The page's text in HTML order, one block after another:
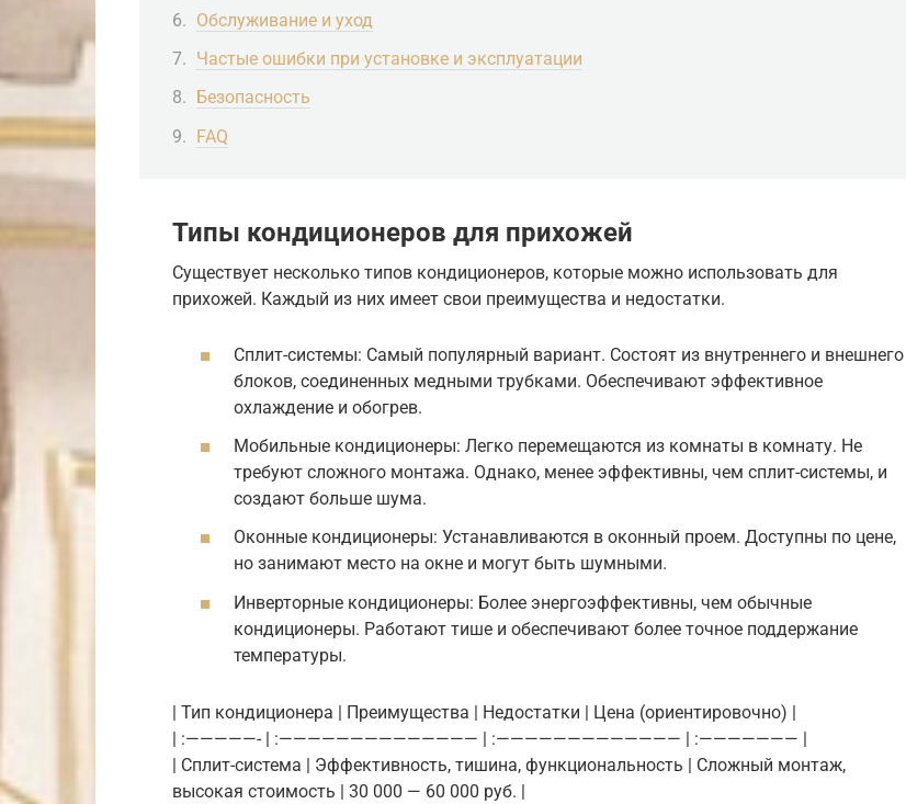
Обслуживание и уход
Частые ошибки при установке и эксплуатации
Безопасность
FAQ
Типы кондиционеров для прихожей
Существует несколько типов кондиционеров, которые можно использовать для
прихожей. Каждый из них имеет свои преимущества и недостатки.
Сплит-системы: Самый популярный вариант. Состоят из внутреннего и внешнего
блоков, соединенных медными трубками. Обеспечивают эффективное
охлаждение и обогрев.
Мобильные кондиционеры: Легко перемещаются из комнаты в комнату. Не
требуют сложного монтажа. Однако, менее эффективны, чем сплит-системы, и
создают больше шума.
Оконные кондиционеры: Устанавливаются в оконный проем. Доступны по цене,
но занимают место на окне и могут быть шумными.
Инверторные кондиционеры: Более энергоэффективны, чем обычные
кондиционеры. Работают тише и обеспечивают более точное поддержание
температуры.
| Тип кондиционера | Преимущества | Недостатки | Цена (ориентировочно) |
| :—————- | :—————————————— | :————————————— | :——————— |
| Сплит-система | Эффективность, тишина, функциональность | Сложный монтаж,
высокая стоимость | 30 000 — 60 000 руб. |